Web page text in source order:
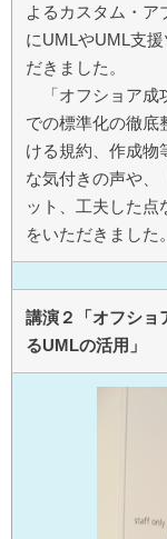
よるカスタム・ア
にUMLやUML支
だきました。
「オフショア成
での標準化の徹底
ける規約、作成物
な気付きの声や、
ット、工夫した点
をいただきました。
講演２「オフショ
るUMLの活用」